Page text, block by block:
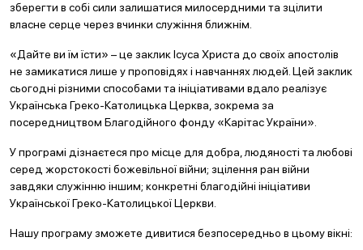
зберегти в собі сили залишатися милосердними та зцілити
власне серце через вчинки служіння ближнім.
«Дайте ви їм їсти» – це заклик Ісуса Христа до своїх апостолів
не замикатися лише у проповідях і навчаннях людей. Цей заклик
сьогодні різними способами та ініціативами вдало реалізує
Українська Греко-Католицька Церква, зокрема за
посередництвом Благодійного фонду «Карітас України».
У програмі дізнаєтеся про місце для добра, людяності та любові
серед жорстокості божевільної війни; зцілення ран війни
завдяки служінню іншим; конкретні благодійні ініціативи
Української Греко-Католицької Церкви.
Нашу програму зможете дивитися безпосередньо в цьому вікні: